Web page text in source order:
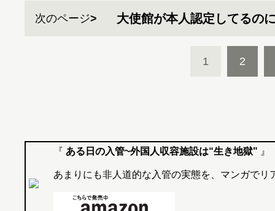
次のページ 大使館が本人認定してるの
1 2
『 ある日の入管~外国人収容施設は“生き地獄" 』
あまりにも非人道的な入管の実態を、マンガでリ